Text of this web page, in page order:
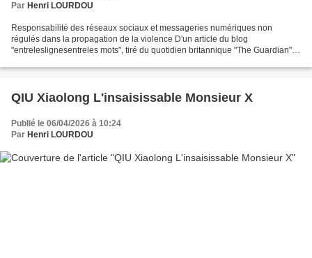
Par Henri LOURDOU
Responsabilité des réseaux sociaux et messageries numériques non
régulés dans la propagation de la violence D'un article du blog
"entreleslignesentreles mots", tiré du quotidien britannique "The Guardian", à
QIU Xiaolong L'insaisissable Monsieur X
Publié le 06/04/2026 à 10:24
Par Henri LOURDOU